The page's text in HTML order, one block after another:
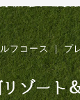
フコース ｜ プ